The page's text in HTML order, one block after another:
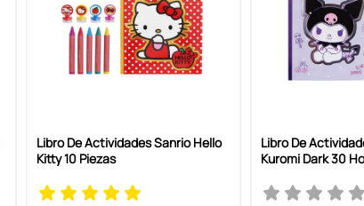
Libro De Actividades Sanrio Hello
Kitty 10 Piezas
Libro De
Kuromi Dark 30